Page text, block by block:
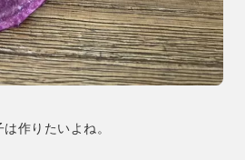
作りたいよね。